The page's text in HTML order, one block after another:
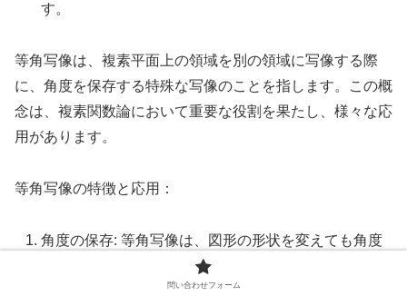
す。
等角写像は、複素平面上の領域を別の領域に写像する際
に、角度を保存する特殊な写像のことを指します。この概
念は、複素関数論において重要な役割を果たし、様々な応
用があります。
等角写像の特徴と応用：
角度の保存: 等角写像は、図形の形状を変えても角度
を保存します。これにより、複雑な形状の問題を単
純な形状に変換して解くことができます。
問い合わせフォーム